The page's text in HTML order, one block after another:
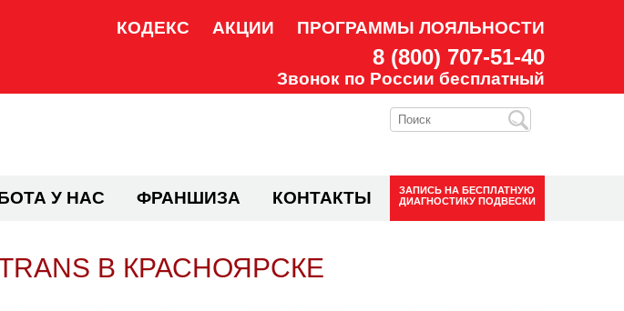
КОДЕКС АКЦИИ ПРОГРАММЫ ЛОЯЛЬНОСТИ
8 (800) 707-51-40
Звонок по России бесплатный
У НАС ФРАНШИЗА КОНТАКТЫ ЗАПИСЬ НА БЕСПЛАТНУЮ
ДИАГНОСТИКУ ПОДВЕСКИ
В КРАСНОЯРСКЕ